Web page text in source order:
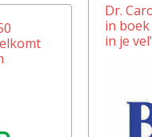
Dr.
in
in je